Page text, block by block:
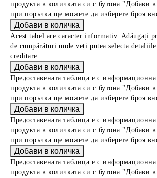
продукта в количката си с бутона "Добави
при поръчка ще можете да изберете броя
Acest tabel are caracter informativ. Adăugați
de cumpărături unde veți putea selecta
creditare.
Предоставената таблица е с
продукта в количката си с бутона "Добави
при поръчка ще можете да изберете броя
Предоставената таблица е с
продукта в количката си с бутона "Добави
при поръчка ще можете да изберете броя
Предоставената таблица е с
продукта в количката си с бутона "Добави